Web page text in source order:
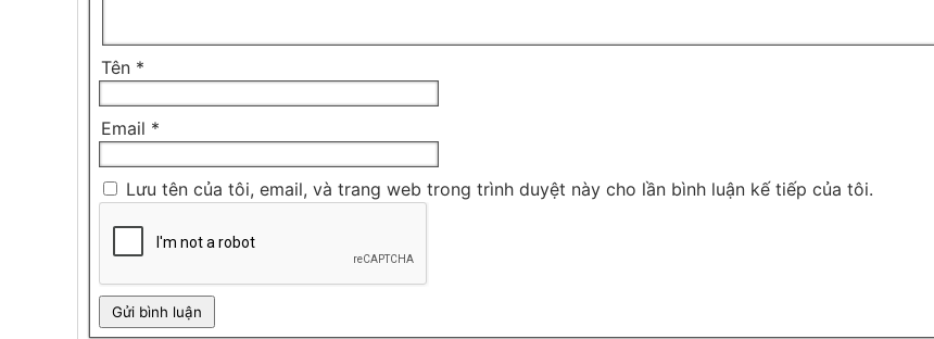
Tên *
Email *
Lưu tên của tôi, email, và trang web trong trình duyệt này cho lần bình luận kế tiếp của tôi.